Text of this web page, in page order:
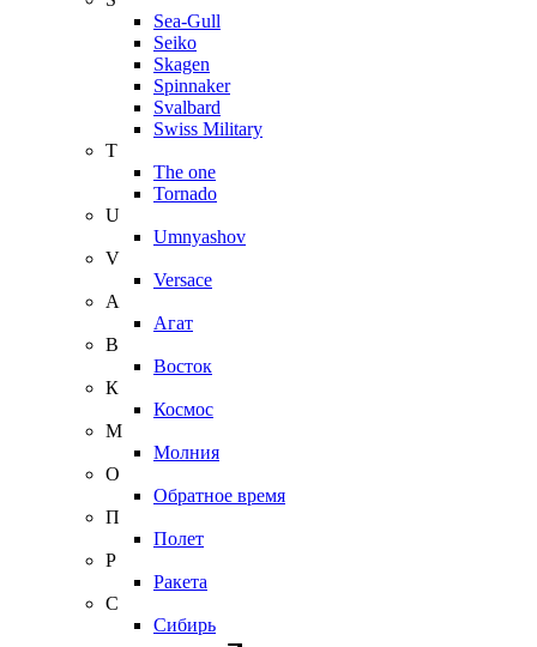
Sea-Gull
Seiko
Skagen
Spinnaker
Svalbard
Swiss Military
T
The one
Tornado
U
Umnyashov
V
Versace
А
Агат
В
Восток
К
Космос
М
Молния
О
Обратное время
П
Полет
Р
Ракета
С
Сибирь